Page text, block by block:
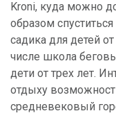
Kroni, куда можно
образом
садика для детей
числе школа
дети от трех лет.
отдыху
средневековый